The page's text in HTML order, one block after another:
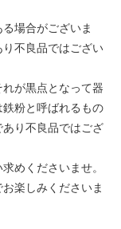
場合がございま
不良品ではござい
が黒点となって器
粉と呼ばれるもの
り不良品ではござ
めくださいませ。
楽しみくださいま